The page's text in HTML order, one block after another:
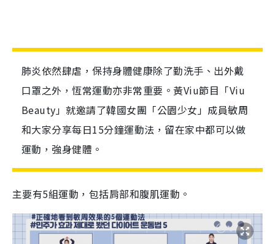
肺炎依然肆虐，保持身體健康除了勤洗手、出外戴
口罩之外，恆常運動亦非常重要。黃Viu節目「Viu
Beauty」就邀請了韓國女團「公園少女」成員敏周
和大家分享每日15分鐘運動法，留在家中都可以做
運動，強身健體。
主要有5組運動，包括肩部和腹肌運動。